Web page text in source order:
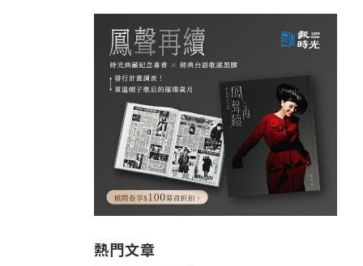
熱門文章